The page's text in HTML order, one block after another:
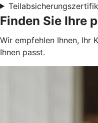
Finden Sie Ihre
Wir empfehlen Ihnen, Ihr
Ihnen passt.